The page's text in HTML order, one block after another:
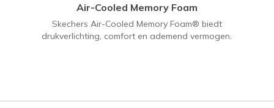
Air-Cooled Memory Foam
Skechers Air-Cooled Memory Foam® biedt
drukverlichting, comfort en ademend vermogen.